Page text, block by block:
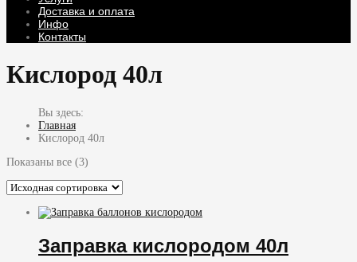
Доставка и оплата
Инфо
Контакты
Кислород 40л
Главная
Кислород 40л
Показаны все (3)
Заправка кислородом 40л